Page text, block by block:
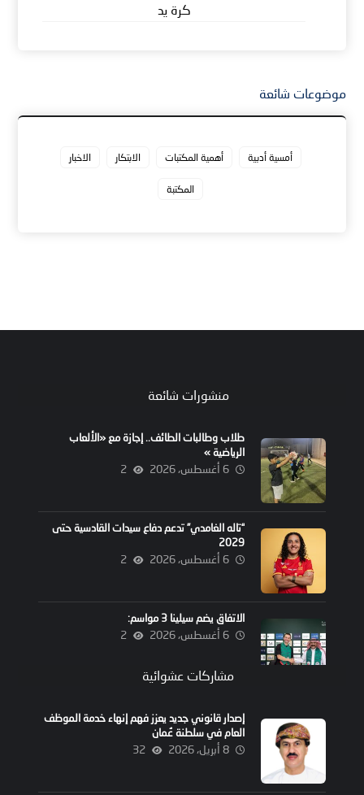
كرة يد
موضوعات شائعة
أمسية أدبية أهمية المكتبات الابتكار الاخبار
المكتبة
منشورات شائعة
طلاب وطالبات الطائف.. إجازة مع «الألعاب
الرياضية »
6 أغسطس، 2026 2
“تاله الغامدي” تدعم دفاع سيدات القادسية حتى
2029
6 أغسطس، 2026 2
الاتفاق يضم سيلينا 3 مواسم:
6 أغسطس، 2026 2
مشاركات عشوائية
إصدار قانوني جديد يعزز فهم إنهاء خدمة الموظف
العام في سلطنة عُمان
8 أبريل، 2026 32